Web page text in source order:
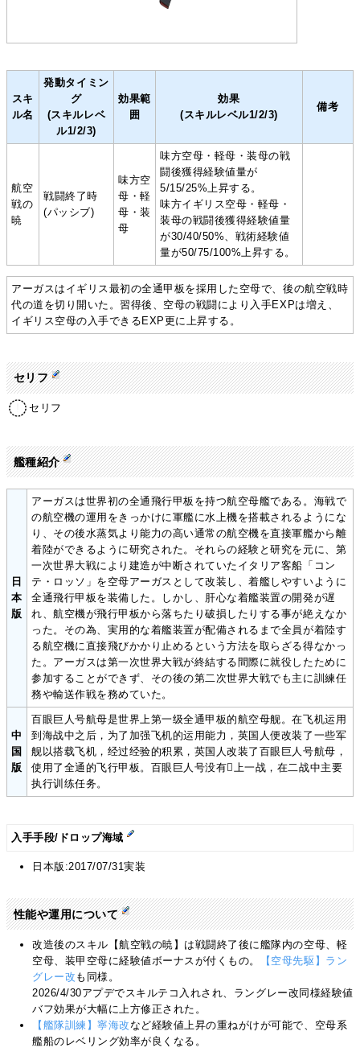
スキ
ル名
発動タイミン
グ
(スキルレベ
ル1/2/3)
効果範
囲
効果
(スキルレベル1/2/3)
備考
航空
戦の
暁
戦闘終了時
(パッシブ)
味方空
母・軽
母・装
母
味方空母・軽母・装母の戦
闘後獲得経験値量が
5/15/25%上昇する。
味方イギリス空母・軽母・
装母の戦闘後獲得経験値量
が30/40/50%、戦術経験値
量が50/75/100%上昇する。
アーガスはイギリス最初の全通甲板を採用した空母で、後の航空戦時
代の道を切り開いた。習得後、空母の戦闘により入手EXPは増え、
イギリス空母の入手できるEXP更に上昇する。
セリフ
セリフ
艦種紹介
日
本
版
アーガスは世界初の全通飛行甲板を持つ航空母艦である。海戦で
の航空機の運用をきっかけに軍艦に水上機を搭載されるようにな
り、その後水蒸気より能力の高い通常の航空機を直接軍艦から離
着陸ができるように研究された。それらの経験と研究を元に、第
一次世界大戦により建造が中断されていたイタリア客船「コン
テ・ロッソ」を空母アーガスとして改装し、着艦しやすいように
全通飛行甲板を装備した。しかし、肝心な着艦装置の開発が遅
れ、航空機が飛行甲板から落ちたり破損したりする事が絶えなか
った。その為、実用的な着艦装置が配備されるまで全員が着陸す
る航空機に直接飛びかかり止めるという方法を取らざる得なかっ
た。アーガスは第一次世界大戦が終結する間際に就役したために
参加することができず、その後の第二次世界大戦でも主に訓練任
務や輸送作戦を務めていた。
中
国
版
百眼巨人号航母是世界上第一级全通甲板的航空母舰。在飞机运用
到海战中之后，为了加强飞机的运用能力，英国人便改装了一些军
舰以搭载飞机，经过经验的积累，英国人改装了百眼巨人号航母，
使用了全通的飞行甲板。百眼巨人号没有上一战，在二战中主要
执行训练任务。
入手手段/ドロップ海域
日本版:2017/07/31実装
性能や運用について
改造後のスキル【航空戦の暁】は戦闘終了後に艦隊内の空母、軽
空母、装甲空母に経験値ボーナスが付くもの。
【空母先駆】ラン
グレー改 も同様。
2026/4/30アプデでスキルテコ入れされ、ラングレー改同様経験値
バフ効果が大幅に上方修正された。
【艦隊訓練】寧海改など経験値上昇の重ねがけが可能で、空母系
艦船のレベリング効率が良くなる。